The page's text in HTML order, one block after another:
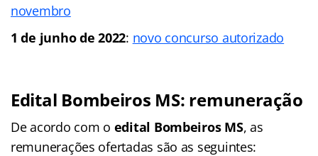
novembro
1 de junho de 2022: novo concurso autorizado
Edital Bombeiros MS: remuneração
De acordo com o edital Bombeiros MS, as
remunerações ofertadas são as seguintes: